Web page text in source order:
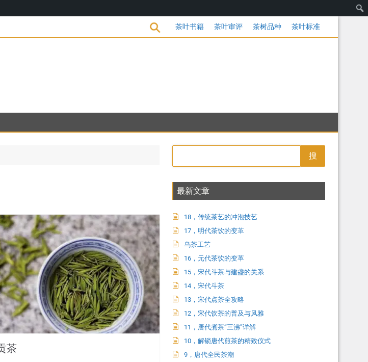
17，明代茶饮的变革 茶叶书籍 茶叶审评 茶树品种 茶叶标准
茶
搜
最新文章
18，传统茶艺的冲泡技艺
17，明代茶饮的变革
乌茶工艺
16，元代茶饮的变革
15，宋代斗茶与建盏的关系
14，宋代斗茶
13，宋代点茶全攻略
12，宋代饮茶的普及与风雅
11，唐代煮茶“三沸”详解
10，解锁唐代煎茶的精致仪式
9，唐代全民茶潮